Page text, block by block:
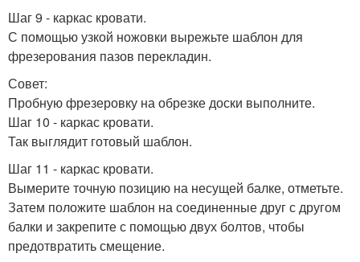
Шаг 9 - каркас кровати.
С помощью узкой ножовки вырежьте шаблон для
фрезерования пазов перекладин.
Совет:
Пробную фрезеровку на обрезке доски выполните.
Шаг 10 - каркас кровати.
Так выглядит готовый шаблон.
Шаг 11 - каркас кровати.
Вымерите точную позицию на несущей балке, отметьте.
Затем положите шаблон на соединенные друг с другом
балки и закрепите с помощью двух болтов, чтобы
предотвратить смещение.